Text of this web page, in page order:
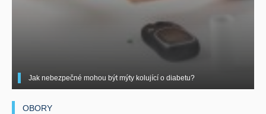
Jak nebezpečné mohou být mýty kolující o diabetu?
OBORY